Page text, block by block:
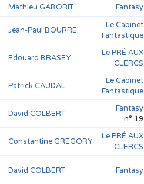
Mathieu GABORIT Fantasy
Jean-Paul BOURRE
Le Cabinet
Fantastique
Edouard BRASEY
Le PRÉ AUX
CLERCS
Patrick CAUDAL
Le Cabinet
Fantastique
David COLBERT
Fantasy
n° 19
Constantine GREGORY
Le PRÉ AUX
CLERCS
David COLBERT Fantasy